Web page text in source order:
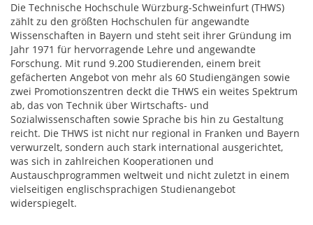
Die Technische Hochschule Würzburg-Schweinfurt (THWS)
zählt zu den größten Hochschulen für angewandte
Wissenschaften in Bayern und steht seit ihrer Gründung im
Jahr 1971 für hervorragende Lehre und angewandte
Forschung. Mit rund 9.200 Studierenden, einem breit
gefächerten Angebot von mehr als 60 Studiengängen sowie
zwei Promotionszentren deckt die THWS ein weites Spektrum
ab, das von Technik über Wirtschafts- und
Sozialwissenschaften sowie Sprache bis hin zu Gestaltung
reicht. Die THWS ist nicht nur regional in Franken und Bayern
verwurzelt, sondern auch stark international ausgerichtet,
was sich in zahlreichen Kooperationen und
Austauschprogrammen weltweit und nicht zuletzt in einem
vielseitigen englischsprachigen Studienangebot
widerspiegelt.